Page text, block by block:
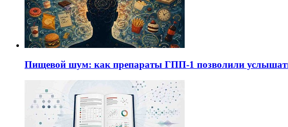
Пищевой шум: как препараты ГПП-1 позволили